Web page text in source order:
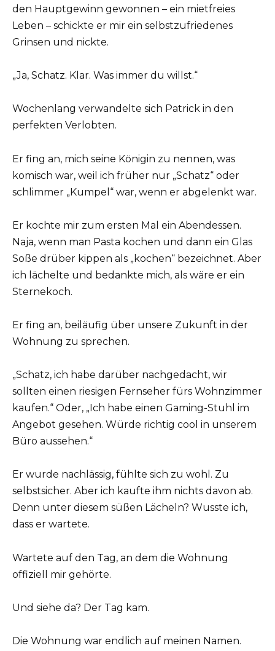
den Hauptgewinn gewonnen – ein mietfreies
Leben – schickte er mir ein selbstzufriedenes
Grinsen und nickte.
„Ja, Schatz. Klar. Was immer du willst.“
Wochenlang verwandelte sich Patrick in den
perfekten Verlobten.
Er fing an, mich seine Königin zu nennen, was
komisch war, weil ich früher nur „Schatz“ oder
schlimmer „Kumpel“ war, wenn er abgelenkt war.
Er kochte mir zum ersten Mal ein Abendessen.
Naja, wenn man Pasta kochen und dann ein Glas
Soße drüber kippen als „kochen“ bezeichnet. Aber
ich lächelte und bedankte mich, als wäre er ein
Sternekoch.
Er fing an, beiläufig über unsere Zukunft in der
Wohnung zu sprechen.
„Schatz, ich habe darüber nachgedacht, wir
sollten einen riesigen Fernseher fürs Wohnzimmer
kaufen.“ Oder, „Ich habe einen Gaming-Stuhl im
Angebot gesehen. Würde richtig cool in unserem
Büro aussehen.“
Er wurde nachlässig, fühlte sich zu wohl. Zu
selbstsicher. Aber ich kaufte ihm nichts davon ab.
Denn unter diesem süßen Lächeln? Wusste ich,
dass er wartete.
Wartete auf den Tag, an dem die Wohnung
offiziell mir gehörte.
Und siehe da? Der Tag kam.
Die Wohnung war endlich auf meinen Namen.